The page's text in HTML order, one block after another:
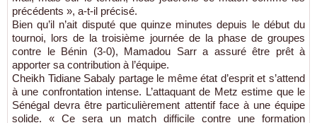
précédents », a-t-il précisé.
Bien qu’il n’ait disputé que quinze minutes depuis le début du
tournoi, lors de la troisième journée de la phase de groupes
contre le Bénin (3-0), Mamadou Sarr a assuré être prêt à
apporter sa contribution à l’équipe.
Cheikh Tidiane Sabaly partage le même état d’esprit et s’attend
à une confrontation intense. L’attaquant de Metz estime que le
Sénégal devra être particulièrement attentif face à une équipe
solide. « Ce sera un match difficile contre une formation